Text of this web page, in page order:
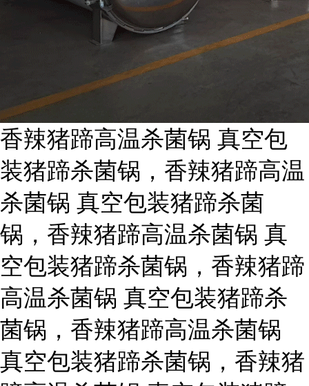
香辣猪蹄高温杀菌锅 真空包
装猪蹄杀菌锅，香辣猪蹄高温
杀菌锅 真空包装猪蹄杀菌
锅，香辣猪蹄高温杀菌锅 真
空包装猪蹄杀菌锅，香辣猪蹄
高温杀菌锅 真空包装猪蹄杀
菌锅，香辣猪蹄高温杀菌锅
真空包装猪蹄杀菌锅，香辣猪